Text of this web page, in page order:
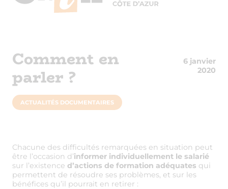
Comment en
parler ?
6 janvier
2020
ACTUALITÉS DOCUMENTAIRES
Chacune des difficultés remarquées en situation peut
être l’occasion d’informer individuellement le salarié
sur l’existence d’actions de formation adéquates qui
permettent de résoudre ses problèmes, et sur les
bénéfices qu’il pourrait en retirer :